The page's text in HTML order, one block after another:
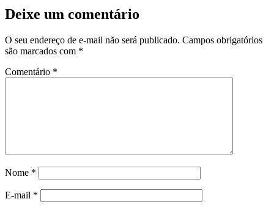
Deixe um comentário
O seu endereço de e-mail não será publicado. Campos obrigatórios
são marcados com *
Comentário *
Nome *
E-mail *